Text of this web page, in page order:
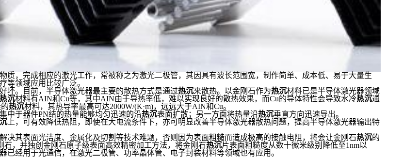
质，完成相应的激光工作，常被称之为激光二极管，其因具有波长范围宽，制作简单、成本低、易于大量生
等领域应用比较广泛。
坏。目前，半导体激光器最主要的散热方式是通过热沉来散热。以金刚石作为热沉材料已是半导体激光器领域
热沉材料有AIN和Cu等，其中AIN由于导热率低，难以实现良好的散热效果，而Cu的导体特性会导致水冷热沉通
热沉材料，其热导率最高可达2000W/(K·m)，远远大于AIN和Cu。
中于器件PN结的热量能够均匀迅速的沿热沉表面扩散；另一方面将热量沿热沉垂直方向迅速导出。
上，可有效降低热阻，即使在大电流条件下，亦可明显改善半导体激光器散热问题，提高半导体激光器输出特
决其表面光洁度、金属化及切割等技术难题，否则因为表面粗糙而造成极高的接触电阻，将会让金刚石热沉的
石，并独创金刚石原子级表面高效精密加工方法，将金刚石热沉片表面粗糙度从数十微米级别降低至1nm以
已经用于光通信，在激光二极管、功率晶体管、电子封装材料等领域也有应用。